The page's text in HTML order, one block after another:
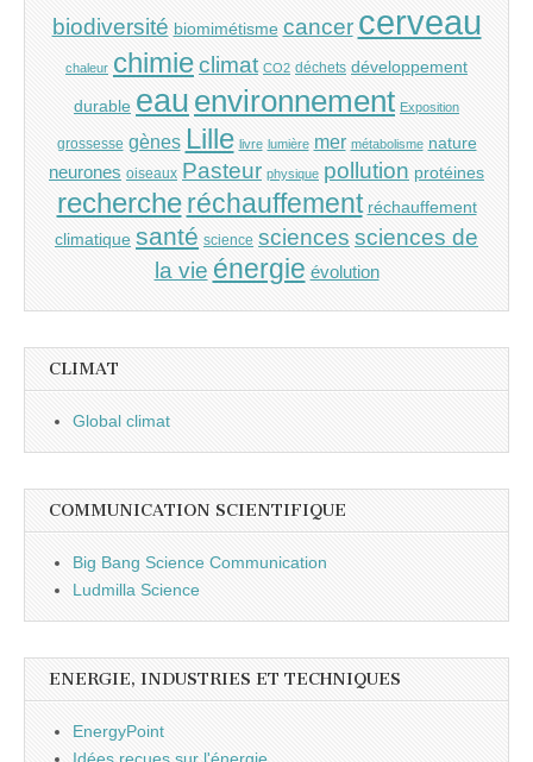
biodiversité biomimétisme cancer cerveau
chaleur chimieclimat CO2 déchets développement
durable eau environnement Exposition
grossesse gènes Lille livre lumière mer métabolisme nature
neurones oiseaux Pasteur physique pollution protéines
recherche réchauffement réchauffement
climatique santé science sciences sciences de
la vie énergie évolution
CLIMAT
Global climat
COMMUNICATION SCIENTIFIQUE
Big Bang Science Communication
Ludmilla Science
ENERGIE, INDUSTRIES ET TECHNIQUES
EnergyPoint
Idées reçues sur l'énergie